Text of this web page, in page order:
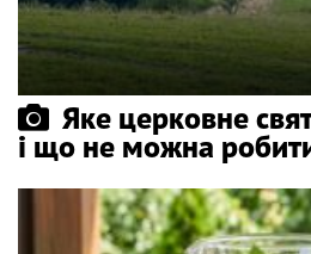
Яке церковне
і що не можна